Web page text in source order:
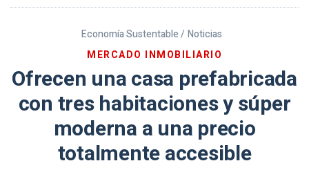
Economía Sustentable / Noticias
MERCADO INMOBILIARIO
Ofrecen una casa prefabricada
con tres habitaciones y súper
moderna a una precio
totalmente accesible